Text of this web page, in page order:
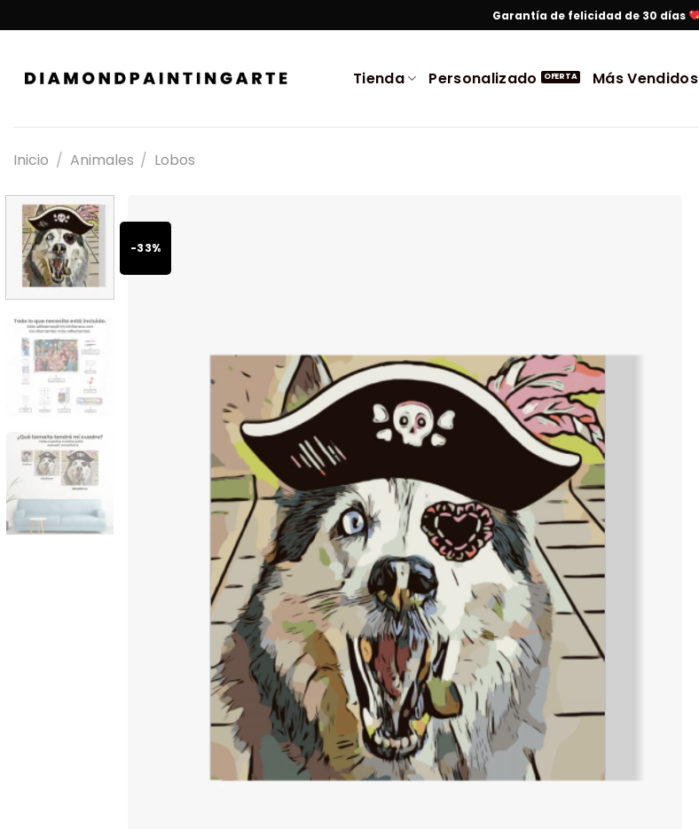
Garantía de felicidad de 30 días
Tienda Personalizado Más Vendidos
Inicio / Animales / Lobos
-33%